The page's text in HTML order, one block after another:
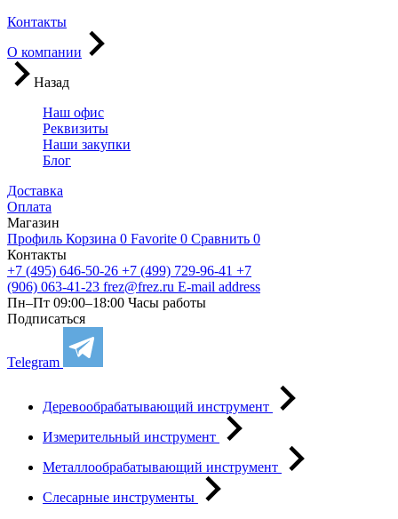
Контакты
О компании
Назад
Наш офис
Реквизиты
Наши закупки
Блог
Доставка
Оплата
Магазин
Профиль Корзина 0 Favorite 0 Сравнить 0
Контакты
+7 (495) 646-50-26 +7 (499) 729-96-41 +7
(906) 063-41-23 frez@frez.ru E-mail address
Пн–Пт 09:00–18:00 Часы работы
Подписаться
Telegram
Деревообрабатывающий инструмент
Измерительный инструмент
Металлообрабатывающий инструмент
Слесарные инструменты